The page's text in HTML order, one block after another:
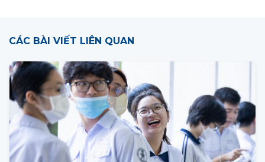
CÁC BÀI VIẾT LIÊN QUAN